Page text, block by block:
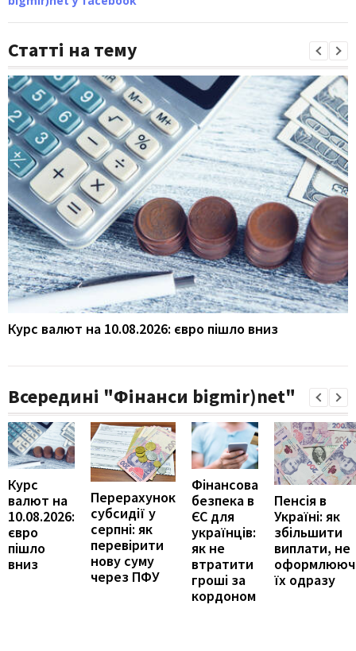
Статті на тему
Курс валют на 10.08.2026: євро пішло вниз
Всередині "Фінанси bigmir)net"
Курс
валют на
10.08.2026:
євро
пішло
вниз
Перерахунок
субсидії у
серпні: як
перевірити
нову суму
через ПФУ
Фінансова
безпека в
ЄС для
українців:
як не
втратити
гроші за
кордоном
Пенсія в
Україні: як
збільшити
виплати, не
їх одразу